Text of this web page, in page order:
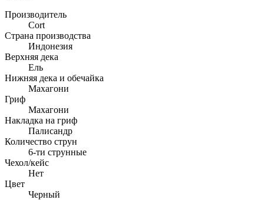
Производитель
Cort
Страна производства
Индонезия
Верхняя дека
Ель
Нижняя дека и обечайка
Махагони
Гриф
Махагони
Накладка на гриф
Палисандр
Количество струн
6-ти струнные
Чехол/кейс
Нет
Цвет
Черный